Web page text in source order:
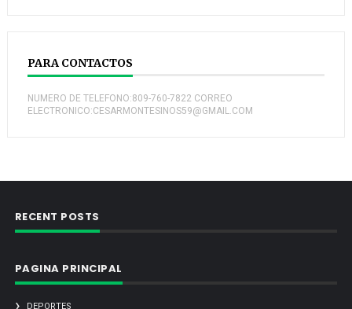
PARA CONTACTOS
NUMERO DE TELEFONO:809-760-7822 CORREO
ELECTRONICO:CESARMONTESINOS59@GMAIL.COM
RECENT POSTS
PAGINA PRINCIPAL
DEPORTES